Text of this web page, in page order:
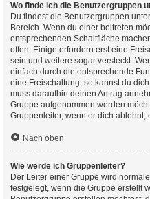
Wo finde ich die Benutzergruppen
Du findest die Benutzergruppen
Bereich. Wenn du einer beitreten
entsprechenden Schaltfläche
offen. Einige erfordern erst eine
sein und weitere sogar versteckt.
einfach durch die entsprechende
eine Freischaltung, so kannst du
muss daraufhin deinen Antrag
Gruppe aufgenommen werden
Gruppenleiter, wenn er dich
Nach oben
Wie werde ich Gruppenleiter?
Der Leiter einer Gruppe wird
festgelegt, wenn die Gruppe erstellt